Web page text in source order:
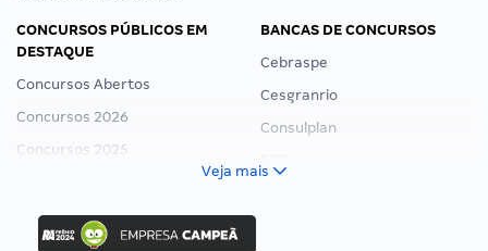
CONCURSOS PÚBLICOS EM
DESTAQUE
Concursos Abertos
Concursos 2026
Concursos 2025
Concurso Ibama
Concurso MPU
BANCAS DE CONCURSOS
Cebraspe
Cesgranrio
Consulplan
Veja mais